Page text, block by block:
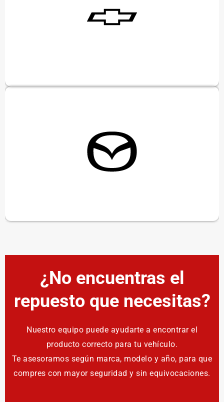
¿No encuentras el
repuesto que necesitas?
Nuestro equipo puede ayudarte a encontrar el
producto correcto para tu vehículo.
Te asesoramos según marca, modelo y año, para que
compres con mayor seguridad y sin equivocaciones.